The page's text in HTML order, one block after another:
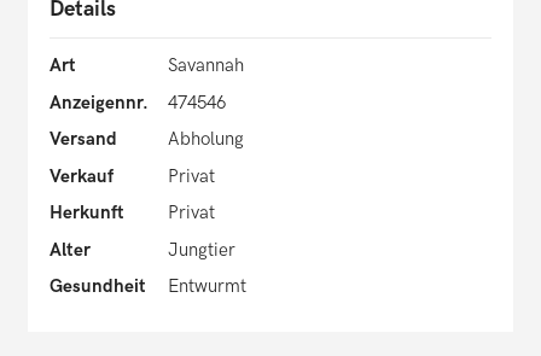
Details
Art
Savannah
Anzeigennr.
474546
Versand
Abholung
Verkauf
Privat
Herkunft
Privat
Alter
Jungtier
Gesundheit
Entwurmt